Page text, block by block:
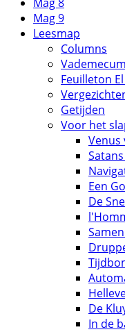
Mag 9
Leesmap
Columns
Vademecum
Feuilleton
Getijden
Voor het
Venus
Een
De
De
In de